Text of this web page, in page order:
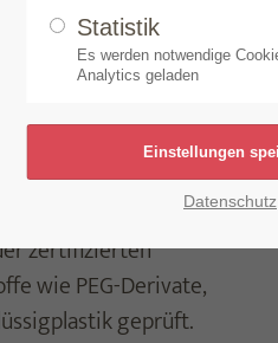
Ausgabe Dezember
Kosmetik unter
zertifizierten
wie PEG-Derivate,
geprüft.
Statistik
Es werden notwendige
Analytics geladen
Datenschutz